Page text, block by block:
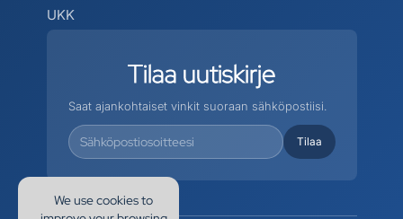
UKK
Tilaa uutiskirje
Saat ajankohtaiset vinkit suoraan sähköpostiisi.
We use cookies to